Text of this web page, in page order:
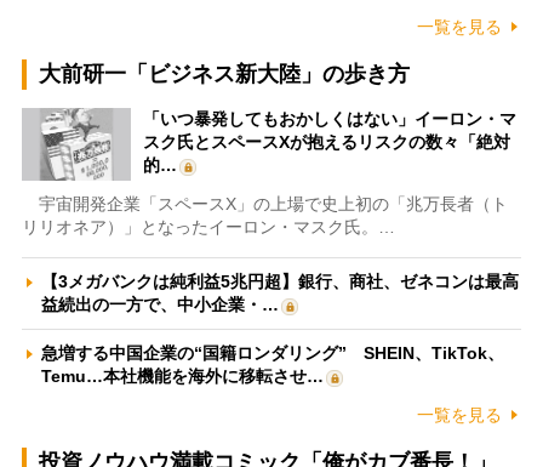
一覧を見る
大前研一「ビジネス新大陸」の歩き方
「いつ暴発してもおかしくはない」イーロン・マ
スク氏とスペースXが抱えるリスクの数々「絶対
的…
宇宙開発企業「スペースX」の上場で史上初の「兆万長者（ト
リリオネア）」となったイーロン・マスク氏。…
【3メガバンクは純利益5兆円超】銀行、商社、ゼネコンは最高
益続出の一方で、中小企業・…
急増する中国企業の“国籍ロンダリング” SHEIN、TikTok、
Temu…本社機能を海外に移転させ…
一覧を見る